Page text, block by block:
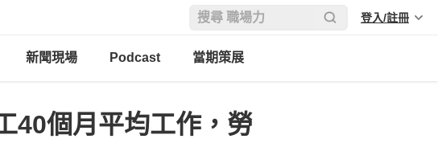
登入/註冊
新聞現場 Podcast 當期策展
40個月平均工作，勞